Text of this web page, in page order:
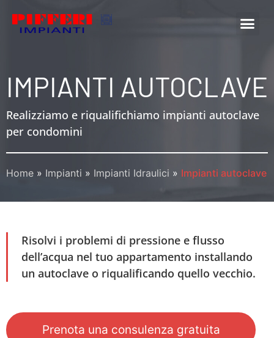
IMPIANTI AUTOCLAVE
Realizziamo e riqualifichiamo impianti autoclave
per condomini
Home » Impianti » Impianti Idraulici » Impianti autoclave
Risolvi i problemi di pressione e flusso
dell’acqua nel tuo appartamento installando
un autoclave o riqualificando quello vecchio.
Prenota una consulenza gratuita